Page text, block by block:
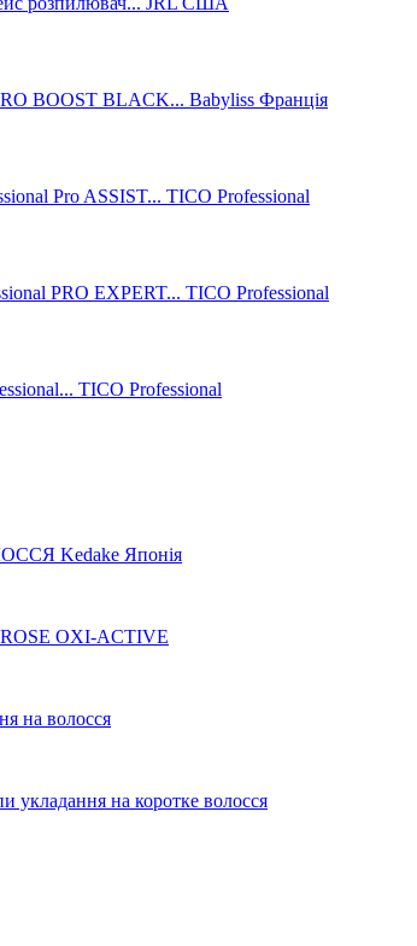
BOOST BLACK... Babyliss Франція
Pro ASSIST... TICO Professional
PRO EXPERT... TICO Professional
TICO Professional
Kedake Японія
OXI-ACTIVE
на волосся
укладання на коротке волосся